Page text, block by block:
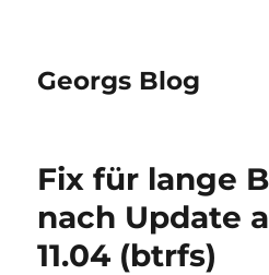
Georgs Blog
Fix für lange
nach Update
11.04 (btrfs)